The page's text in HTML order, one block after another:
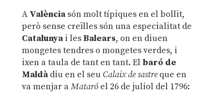
A Valènciasón molt típiques en el bollit,
però sense creïlles són una especialitat de
Catalunyai lesBalears, on en diuen
mongetes tendres o mongetes verdes, i
ixen a taula de tant en tant. El baró de
Maldàdiu en el seu Calaix de sastreque en
va menjar aMataróel 26 de juliol del 1796: